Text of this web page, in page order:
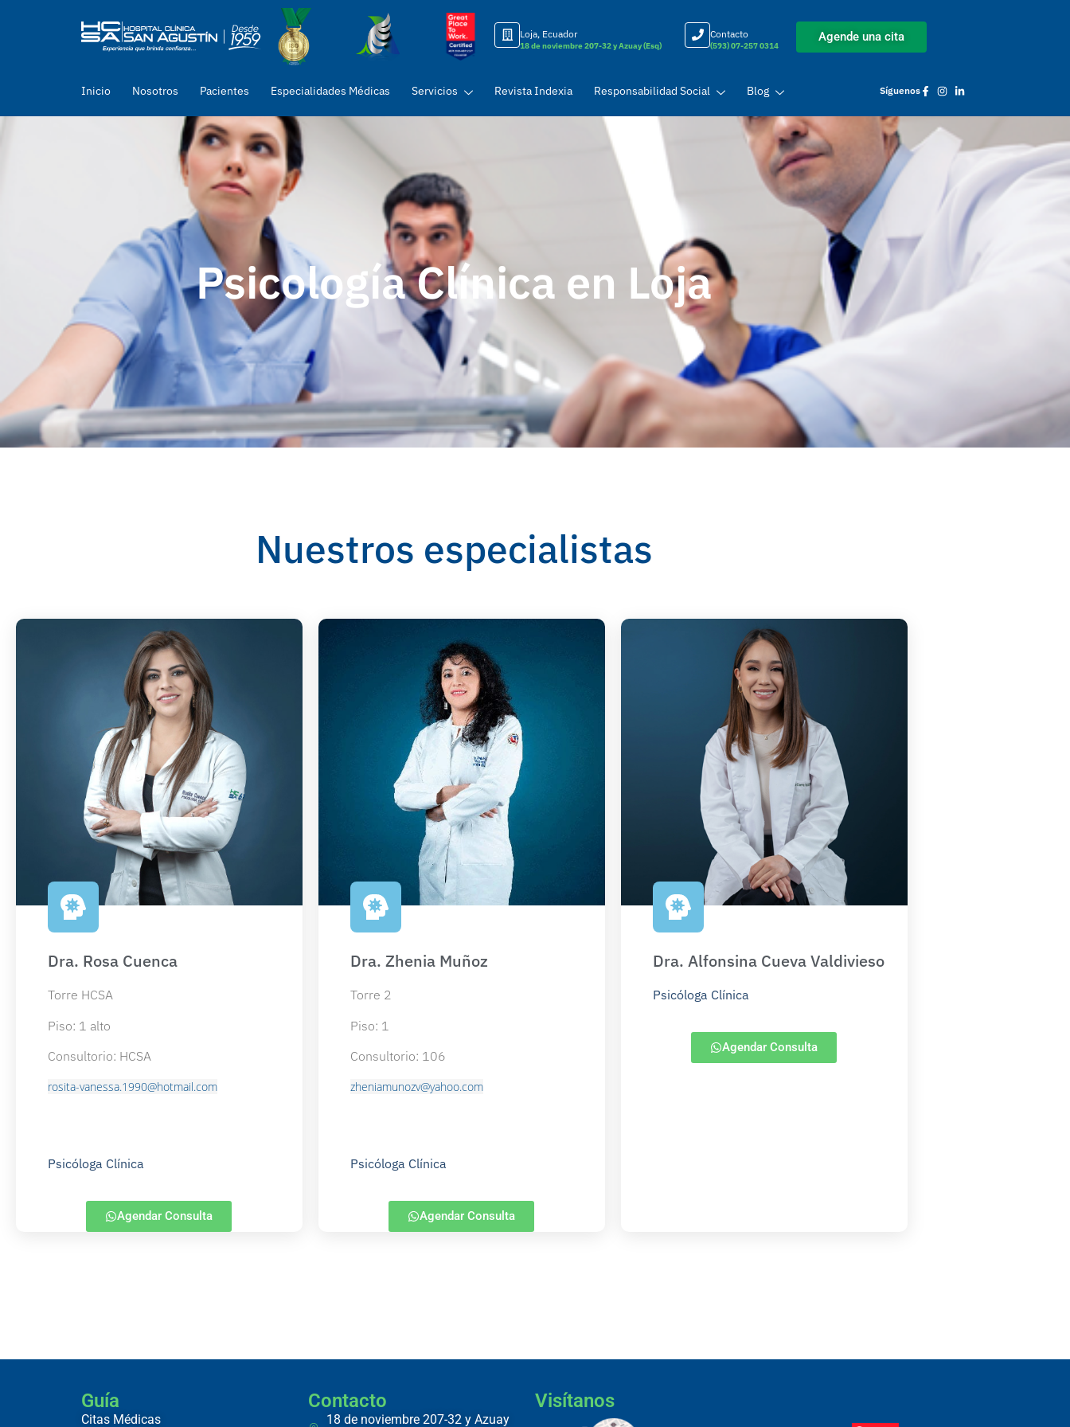
Loja, Ecuador
18 de noviembre 207-32 y Azuay (Esq)
Contacto
(593) 07-257 0314
Agende una cita
Inicio Nosotros Pacientes Especialidades Médicas Servicios Revista Indexia Responsabilidad Social Blog Síguenos
Psicología Clínica en Loja
Nuestros especialistas
Dra. Rosa Cuenca
Torre HCSA
Piso: 1 alto
Consultorio: HCSA
rosita-vanessa.1990@hotmail.com
Psicóloga Clínica
Agendar Consulta
Dra. Zhenia Muñoz
Torre 2
Piso: 1
Consultorio: 106
zheniamunozv@yahoo.com
Psicóloga Clínica
Agendar Consulta
Dra. Alfonsina Cueva Valdivieso
Psicóloga Clínica
Agendar Consulta
Guía
Citas Médicas
Contacto
18 de noviembre 207-32 y Azuay
Visítanos